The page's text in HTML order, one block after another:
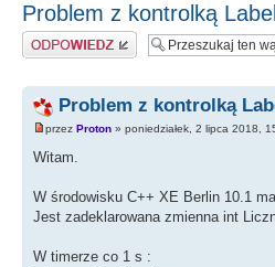
Problem z kontrolką
Odpowiedz
Problem z kontrolką
przez Proton » poniedziałek, 2 lipca 2018,
Witam.
W środowisku C++ XE Berlin 10.1
Jest zadeklarowana zmienna int
W timerze co 1 s :